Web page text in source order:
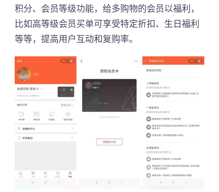
积分、会员等级功能，给多购物的会员以福利，
比如高等级会员买单可享受特定折扣、生日福利
等等，提高用户互动和复购率。